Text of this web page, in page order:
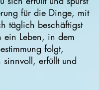
für die Dinge, mit
täglich beschäftigst
ein Leben, in dem
folgt,
sinnvoll, erfüllt und